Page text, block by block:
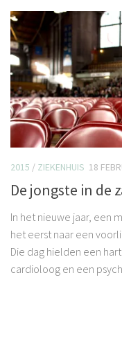
2015 / ZIEKENHUIS 18
De jongste in de
In het nieuwe jaar, een
het eerst naar een
Die dag hielden een
cardioloog en een